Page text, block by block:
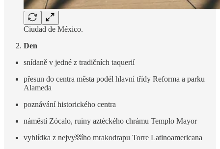
Ciudad de México.
Den
snídaně v jedné z tradičních taquerií
přesun do centra města podél hlavní třídy Reforma a parku
Alameda
poznávání historického centra
náměstí Zócalo, ruiny aztéckého chrámu Templo Mayor
vyhlídka z nejvyššího mrakodrapu Torre Latinoamericana